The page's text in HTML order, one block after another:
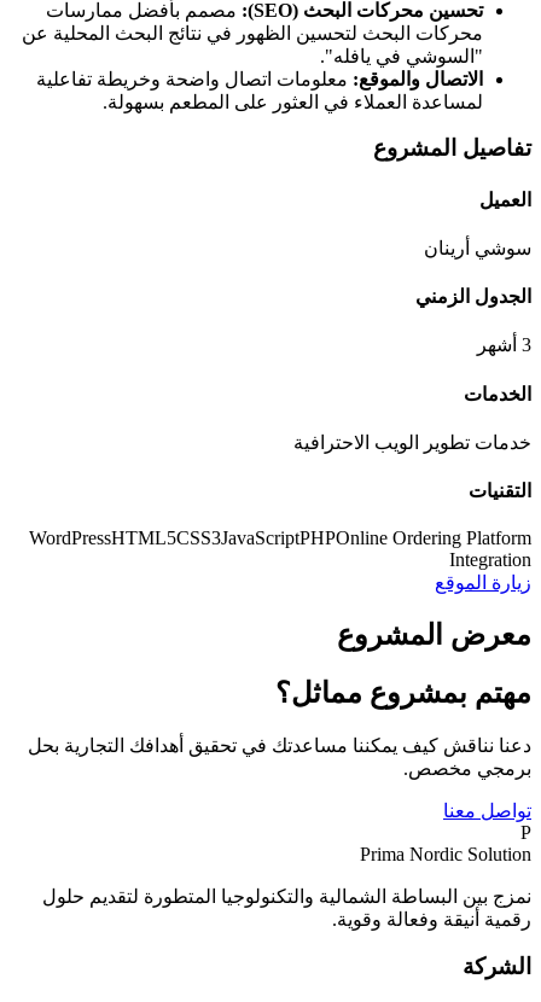
تحسين محركات البحث (SEO):
مصمم بأفضل ممارسات
محركات البحث لتحسين الظهور في نتائج البحث المحلية عن
"السوشي في يافله".
الاتصال والموقع: معلومات اتصال واضحة وخريطة تفاعلية
لمساعدة العملاء في العثور على المطعم بسهولة.
تفاصيل المشروع
العميل
سوشي أرينان
الجدول الزمني
3 أشهر
الخدمات
خدمات تطوير الويب الاحترافية
التقنيات
WordPressHTML5CSS3JavaScriptPHPOnline Ordering Platform
Integration
زيارة الموقع
معرض المشروع
مهتم بمشروع مماثل؟
دعنا نناقش كيف يمكننا مساعدتك في تحقيق أهدافك التجارية بحل
برمجي مخصص.
تواصل معنا
P
Prima Nordic Solution
نمزج بين البساطة الشمالية والتكنولوجيا المتطورة لتقديم حلول
رقمية أنيقة وفعالة وقوية.
الشركة